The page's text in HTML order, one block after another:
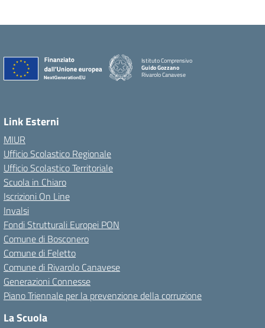
Istituto Comprensivo
Guido Gozzano
Rivarolo Canavese
Link Esterni
MIUR
Ufficio Scolastico Regionale
Ufficio Scolastico Territoriale
Scuola in Chiaro
Iscrizioni On Line
Invalsi
Fondi Strutturali Europei PON
Comune di Bosconero
Comune di Feletto
Comune di Rivarolo Canavese
Generazioni Connesse
Piano Triennale per la prevenzione della corruzione
La Scuola